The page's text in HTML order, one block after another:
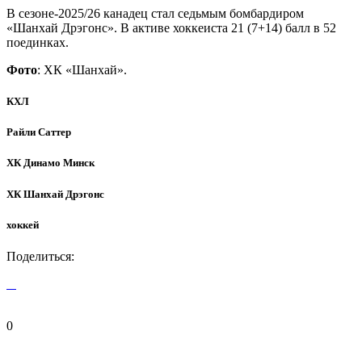
В сезоне-2025/26 канадец стал седьмым бомбардиром
«Шанхай Дрэгонс». В активе хоккеиста 21 (7+14) балл в 52
поединках.
Фото: ХК «Шанхай».
КХЛ
Райли Саттер
ХК Динамо Минск
ХК Шанхай Дрэгонс
хоккей
Поделиться:
0